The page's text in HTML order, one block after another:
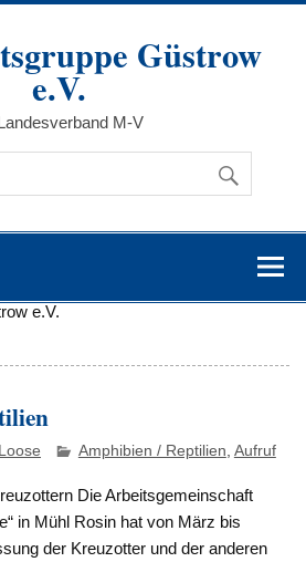
Güstrow
e.V.
M-V
Loose Amphibien / Reptilien Aufruf
Die Arbeitsgemeinschaft
in Mühl Rosin hat von März bis
der Kreuzotter und der anderen